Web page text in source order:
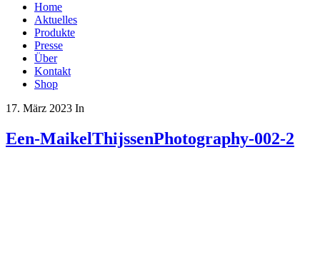
Home
Aktuelles
Produkte
Presse
Über
Kontakt
Shop
17. März 2023 In
Een-MaikelThijssenPhotography-002-2